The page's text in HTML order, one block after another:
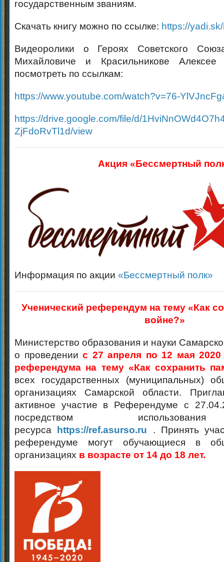
государственным званиям.
Скачать книгу можно по ссылке: https://
Видеоролики о Героях Советского
Михайловиче и Красильникове
посмотреть по ссылкам:
https://www.youtube.com/watch?v=76-
https://drive.google.com/file/d/
ZjFdoRvTl1d/view
Акция «Бессмертный
Информация по акции «Бессмертный полк»
Ученический референдум на тему «Как
войне?»
Министерство образования и науки
о проведении с 27 апреля по 12 мая 2020
референдума на тему «Как сохранить
всех государственных (муниципальных)
организациях Самарской области.
активное участие в Референдуме с
посредством
ресурса https://ref.asurso.ru . Принять
референдуме могут обучающиеся в
организациях в возрасте от 14 до 18 лет.